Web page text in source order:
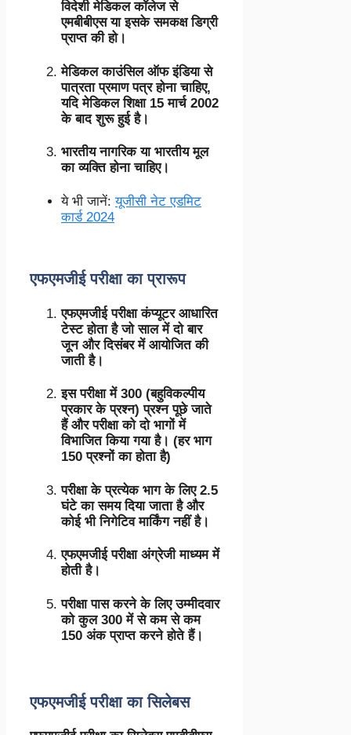
विदेशी मेडिकल कॉलेज से
एमबीबीएस या इसके समकक्ष डिग्री
प्राप्त की हो।
मेडिकल काउंसिल ऑफ इंडिया से
पात्रता प्रमाण पत्र होना चाहिए,
यदि मेडिकल शिक्षा 15 मार्च 2002
के बाद शुरू हुई है।
भारतीय नागरिक या भारतीय मूल
का व्यक्ति होना चाहिए।
ये भी जानें:यूजीसी नेट एडमिट
कार्ड 2024
एफएमजीई परीक्षा का प्रारूप
एफएमजीई परीक्षा कंप्यूटर आधारित
टेस्ट होता है जो साल में दो बार
जून और दिसंबर में आयोजित की
जाती है।
इस परीक्षा में 300 (बहुविकल्पीय
प्रकार के प्रश्न) प्रश्न पूछे जाते
हैं और परीक्षा को दो भागों में
विभाजित किया गया है। (हर भाग
150 प्रश्नों का होता है)
परीक्षा के प्रत्येक भाग के लिए 2.5
घंटे का समय दिया जाता है और
कोई भी निगेटिव मार्किंग नहीं है।
एफएमजीई परीक्षा अंग्रेजी माध्यम में
होती है।
परीक्षा पास करने के लिए उम्मीदवार
को कुल 300 में से कम से कम
150 अंक प्राप्त करने होते हैं।
एफएमजीई परीक्षा का सिलेबस